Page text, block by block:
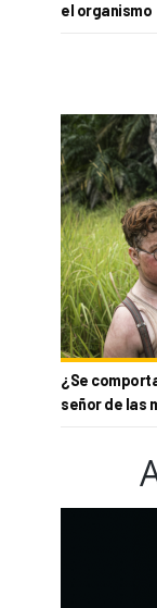
el organismo
¿Se
señor de las